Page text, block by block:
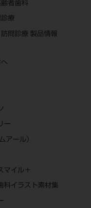
者歯科
療
問診療 製品情報
ー
アール）
マイル＋
科イラスト素材集